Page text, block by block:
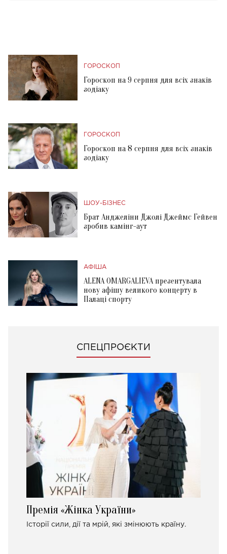
ГОРОСКОП
Гороскоп на 9 серпня для всіх знаків
зодіаку
ГОРОСКОП
Гороскоп на 8 серпня для всіх знаків
зодіаку
ШОУ-БІЗНЕС
Брат Анджеліни Джолі Джеймс Гейвен
зробив камінг-аут
АФІША
ALENA OMARGALIEVA презентувала
нову афішу великого концерту в
Палаці спорту
СПЕЦПРОЄКТИ
Премія «Жінка України»
Історії сили, дії та мрій, які змінюють країну.